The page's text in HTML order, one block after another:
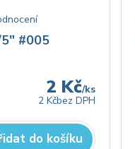
#005
2 Kč/ks
2 Kčbez DPH
do košíku